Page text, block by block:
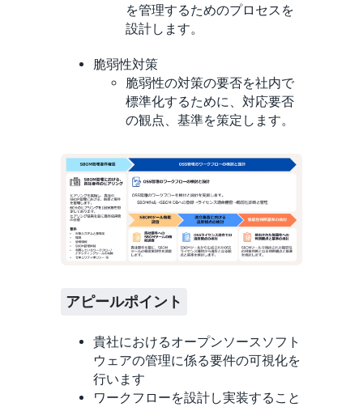
を管理するためのプロセスを
設計します。
脆弱性対策
脆弱性の対策の要否を社内で
標準化するために、対応要否
の観点、基準を策定します。
アピールポイント
貴社におけるオープンソースソフト
ウェアの管理に係る要件の可視化を
行います
ワークフローを設計し実装すること